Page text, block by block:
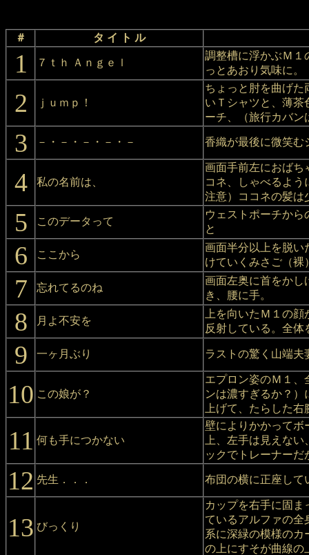
＃ タ イ ト ル
1 ７ｔｈ Ａｎｇｅｌ
調整槽に浮かぶＭ１
っとあおり気味に。
2 ｊｕｍｐ！
ちょっと肘を曲げた
いＴシャツと、薄茶
ーチ、（旅行カバン
3 －・－・－・－・－ 香織が最後に微笑む
4 私の名前は、
画面手前左におばち
コネ、しゃべるよ
注意）ココネの髪は
5 このデータって
ウェストポーチか
と
6 ここから
画面半分以上を脱い
けていくみさご（裸
7 忘れてるのね
画面左奥に首をかし
き、腰に手。
8 月よ不安を
上を向いたＭ１の
反射している。全体
9 一ヶ月ぶり ラストの驚く山端夫
10 この娘が？
エプロン姿のＭ１、
ンは濃すぎるか？
上げて、たらした
11 何も手につかない
壁によりかかってボ
上、左手は見えな
ックでトレーナー
12 先生．．． 布団の横に正座して
13 びっくり
カップを右手に固
ているアルファの全
系に深緑の模様のカ
の上にすそが曲線の